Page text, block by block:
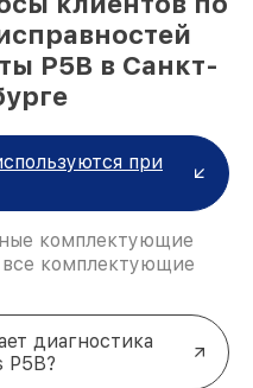
P5B в Санкт-
при
комплектующие
комплектующие
диагностика
P5B?